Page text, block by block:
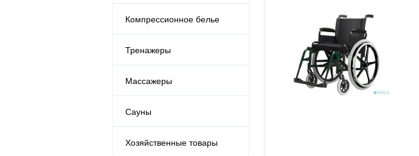
Компрессионное белье
Тренажеры
Массажеры
Сауны
Хозяйственные товары